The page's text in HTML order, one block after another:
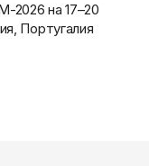
2026 на 17–20
Португалия